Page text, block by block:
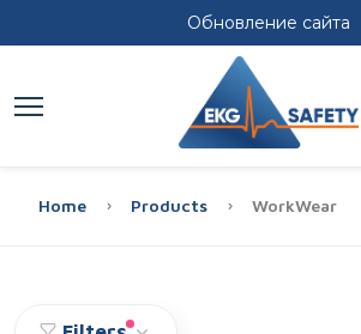
Обновление сайта
Home Products WorkWear